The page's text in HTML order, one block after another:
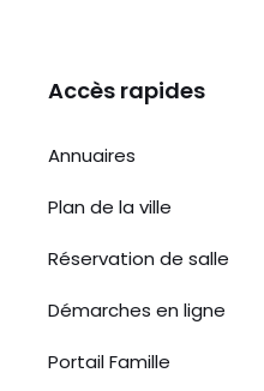
Accès rapides
Annuaires
Plan de la ville
Réservation de salle
Démarches en ligne
Portail Famille